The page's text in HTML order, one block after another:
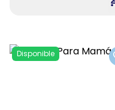
Disponible